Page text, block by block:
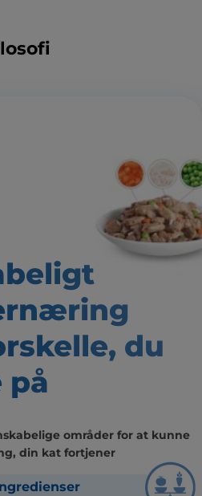
du
på
områder for at kunne
din kat fortjener